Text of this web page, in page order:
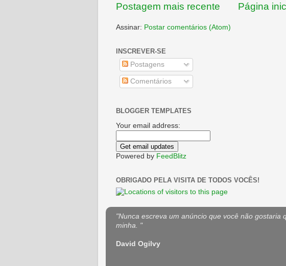
Postagem mais recente Página
Assinar: Postar comentários (Atom)
INSCREVER-SE
Postagens
Comentários
BLOGGER TEMPLATES
Your email address:
Powered by FeedBlitz
OBRIGADO PELA VISITA DE TODOS VOCÊS!
"Nunca escreva um anúncio que você não
minha. "
David Ogilvy